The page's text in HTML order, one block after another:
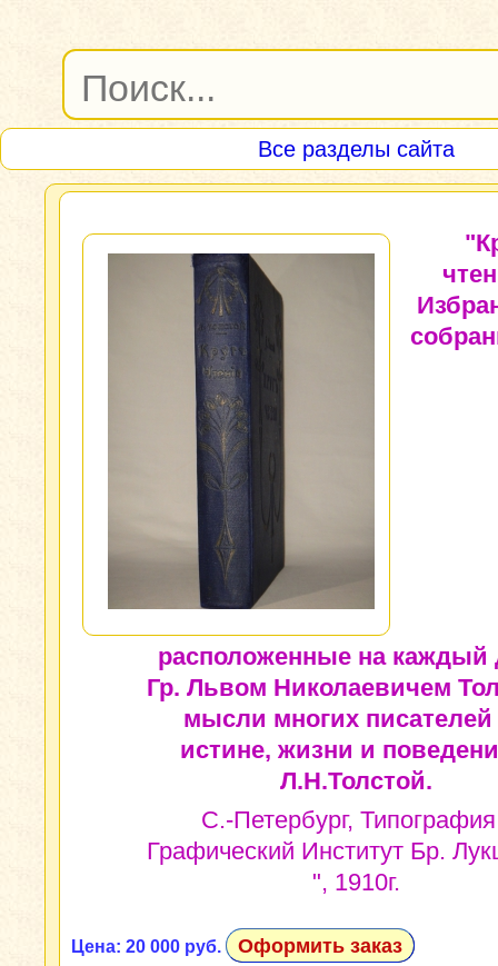
Все разделы сайта
расположенные на каждый
Гр. Львом Николаевичем
мысли многих писателей
истине, жизни и
Л.Н.Толстой.
С.-Петербург,
Графический Институт Бр.
", 1910г.
Цена: 20 000 руб. Оформить заказ